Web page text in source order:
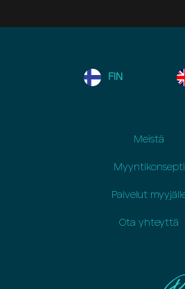
FIN
Meistä
Myyntikonsepti
Palvelut
Ota yhteyttä